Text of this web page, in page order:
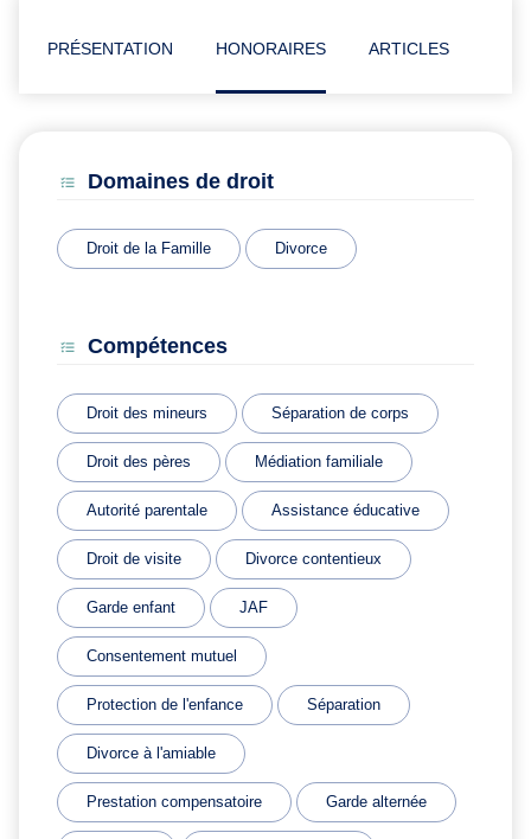
PRÉSENTATION HONORAIRES ARTICLES
Domaines de droit
Droit de la Famille Divorce
Compétences
Droit des mineurs Séparation de corps
Droit des pères Médiation familiale
Autorité parentale Assistance éducative
Droit de visite Divorce contentieux
Garde enfant JAF
Consentement mutuel
Protection de l'enfance Séparation
Divorce à l'amiable
Prestation compensatoire Garde alternée